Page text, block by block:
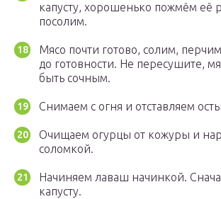
капусту, хорошенько пожмём её
посолим.
Мясо почти готово, солим,
до готовности. Не пересушите,
быть сочным.
Снимаем с огня и отставляем
Очищаем огурцы от кожуры и
соломкой.
Начиняем лаваш начинкой.
капусту.